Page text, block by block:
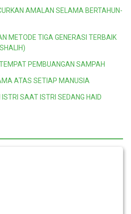
AMALAN SELAMA BERTAHUN-
METODE TIGA GENERASI TERBAIK
PEMBUANGAN SAMPAH
ATAS SETIAP MANUSIA
SAAT ISTRI SEDANG HAID